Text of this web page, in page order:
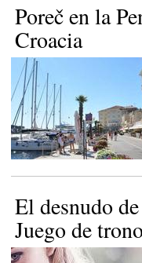
Poreč en la
Croacia
El desnudo
Juego de